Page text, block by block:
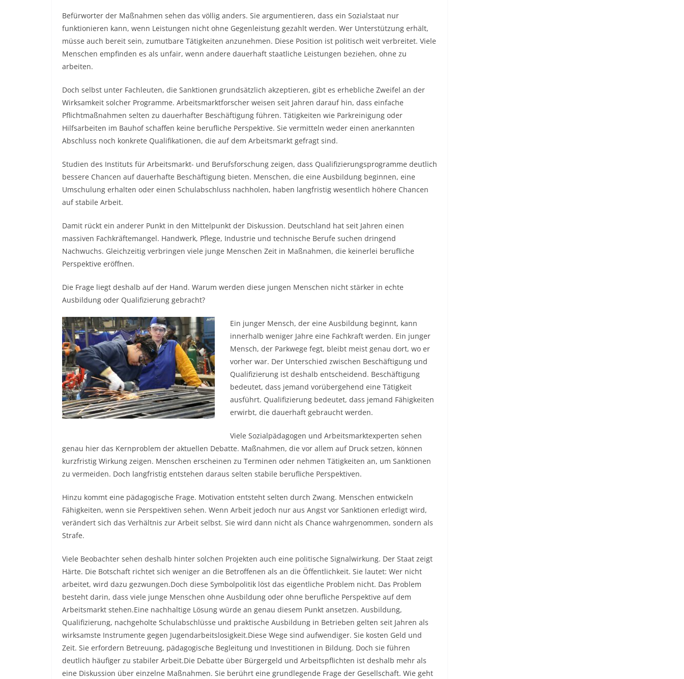
Befürworter der Maßnahmen sehen das völlig anders. Sie argumentieren, dass ein Sozialstaat nur
funktionieren kann, wenn Leistungen nicht ohne Gegenleistung gezahlt werden. Wer Unterstützung erhält,
müsse auch bereit sein, zumutbare Tätigkeiten anzunehmen. Diese Position ist politisch weit verbreitet. Viele
Menschen empfinden es als unfair, wenn andere dauerhaft staatliche Leistungen beziehen, ohne zu
arbeiten.
Doch selbst unter Fachleuten, die Sanktionen grundsätzlich akzeptieren, gibt es erhebliche Zweifel an der
Wirksamkeit solcher Programme. Arbeitsmarktforscher weisen seit Jahren darauf hin, dass einfache
Pflichtmaßnahmen selten zu dauerhafter Beschäftigung führen. Tätigkeiten wie Parkreinigung oder
Hilfsarbeiten im Bauhof schaffen keine berufliche Perspektive. Sie vermitteln weder einen anerkannten
Abschluss noch konkrete Qualifikationen, die auf dem Arbeitsmarkt gefragt sind.
Studien des Instituts für Arbeitsmarkt- und Berufsforschung zeigen, dass Qualifizierungsprogramme deutlich
bessere Chancen auf dauerhafte Beschäftigung bieten. Menschen, die eine Ausbildung beginnen, eine
Umschulung erhalten oder einen Schulabschluss nachholen, haben langfristig wesentlich höhere Chancen
auf stabile Arbeit.
Damit rückt ein anderer Punkt in den Mittelpunkt der Diskussion. Deutschland hat seit Jahren einen
massiven Fachkräftemangel. Handwerk, Pflege, Industrie und technische Berufe suchen dringend
Nachwuchs. Gleichzeitig verbringen viele junge Menschen Zeit in Maßnahmen, die keinerlei berufliche
Perspektive eröffnen.
Die Frage liegt deshalb auf der Hand. Warum werden diese jungen Menschen nicht stärker in echte
Ausbildung oder Qualifizierung gebracht?
Ein junger Mensch, der eine Ausbildung beginnt, kann
innerhalb weniger Jahre eine Fachkraft werden. Ein junger
Mensch, der Parkwege fegt, bleibt meist genau dort, wo er
vorher war. Der Unterschied zwischen Beschäftigung und
Qualifizierung ist deshalb entscheidend. Beschäftigung
bedeutet, dass jemand vorübergehend eine Tätigkeit
ausführt. Qualifizierung bedeutet, dass jemand Fähigkeiten
erwirbt, die dauerhaft gebraucht werden.
Viele Sozialpädagogen und Arbeitsmarktexperten sehen
genau hier das Kernproblem der aktuellen Debatte. Maßnahmen, die vor allem auf Druck setzen, können
kurzfristig Wirkung zeigen. Menschen erscheinen zu Terminen oder nehmen Tätigkeiten an, um Sanktionen
zu vermeiden. Doch langfristig entstehen daraus selten stabile berufliche Perspektiven.
Hinzu kommt eine pädagogische Frage. Motivation entsteht selten durch Zwang. Menschen entwickeln
Fähigkeiten, wenn sie Perspektiven sehen. Wenn Arbeit jedoch nur aus Angst vor Sanktionen erledigt wird,
verändert sich das Verhältnis zur Arbeit selbst. Sie wird dann nicht als Chance wahrgenommen, sondern als
Strafe.
Viele Beobachter sehen deshalb hinter solchen Projekten auch eine politische Signalwirkung. Der Staat zeigt
Härte. Die Botschaft richtet sich weniger an die Betroffenen als an die Öffentlichkeit. Sie lautet: Wer nicht
arbeitet, wird dazu gezwungen.Doch diese Symbolpolitik löst das eigentliche Problem nicht. Das Problem
besteht darin, dass viele junge Menschen ohne Ausbildung oder ohne berufliche Perspektive auf dem
Arbeitsmarkt stehen.Eine nachhaltige Lösung würde an genau diesem Punkt ansetzen. Ausbildung,
Qualifizierung, nachgeholte Schulabschlüsse und praktische Ausbildung in Betrieben gelten seit Jahren als
wirksamste Instrumente gegen Jugendarbeitslosigkeit.Diese Wege sind aufwendiger. Sie kosten Geld und
Zeit. Sie erfordern Betreuung, pädagogische Begleitung und Investitionen in Bildung. Doch sie führen
deutlich häufiger zu stabiler Arbeit.Die Debatte über Bürgergeld und Arbeitspflichten ist deshalb mehr als
eine Diskussion über einzelne Maßnahmen. Sie berührt eine grundlegende Frage der Gesellschaft. Wie geht